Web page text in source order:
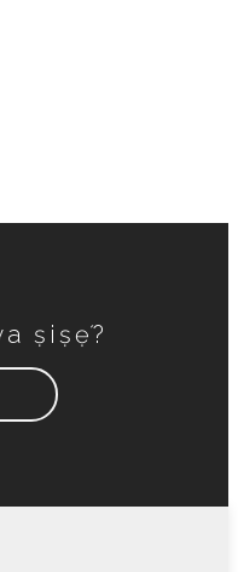
ṣiṣẹ́?